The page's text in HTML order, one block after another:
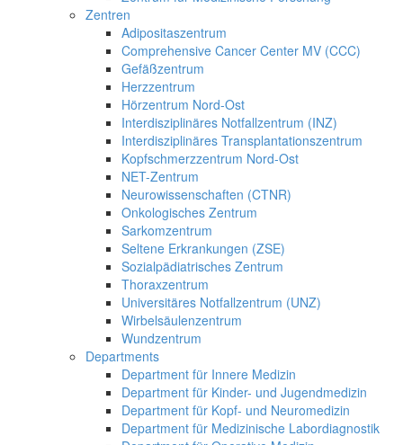
Zentren
Adipositaszentrum
Comprehensive Cancer Center MV (CCC)
Gefäßzentrum
Herzzentrum
Hörzentrum Nord-Ost
Interdisziplinäres Notfallzentrum (INZ)
Interdisziplinäres Transplantationszentrum
Kopfschmerzzentrum Nord-Ost
NET-Zentrum
Neurowissenschaften (CTNR)
Onkologisches Zentrum
Sarkomzentrum
Seltene Erkrankungen (ZSE)
Sozialpädiatrisches Zentrum
Thoraxzentrum
Universitäres Notfallzentrum (UNZ)
Wirbelsäulenzentrum
Wundzentrum
Departments
Department für Innere Medizin
Department für Kinder- und Jugendmedizin
Department für Kopf- und Neuromedizin
Department für Medizinische Labordiagnostik